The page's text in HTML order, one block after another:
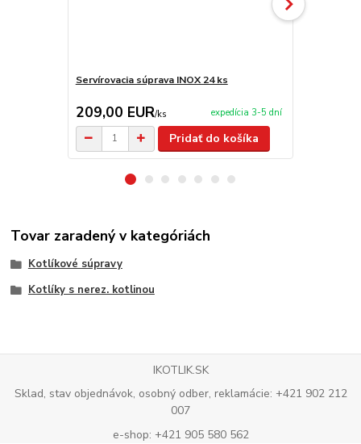
Servírovacia súprava INOX 24 ks
209,00 EUR/ks expedícia 3-5 dní
Pridať do košíka
Tovar zaradený v kategóriách
Kotlíkové súpravy
Kotlíky s nerez. kotlinou
IKOTLIK.SK
Sklad, stav objednávok, osobný odber, reklamácie: +421 902 212
007
e-shop: +421 905 580 562